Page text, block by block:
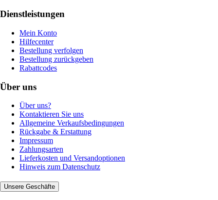
Dienstleistungen
Mein Konto
Hilfecenter
Bestellung verfolgen
Bestellung zurückgeben
Rabattcodes
Über uns
Über uns?
Kontaktieren Sie uns
Allgemeine Verkaufsbedingungen
Rückgabe & Erstattung
Impressum
Zahlungsarten
Lieferkosten und Versandoptionen
Hinweis zum Datenschutz
Unsere Geschäfte